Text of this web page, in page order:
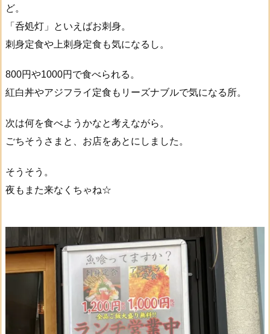
ど。
「呑処灯」といえばお刺身。
刺身定食や上刺身定食も気になるし。
800円や1000円で食べられる。
紅白丼やアジフライ定食もリーズナブルで気になる所。
次は何を食べようかなと考えながら。
ごちそうさまと、お店をあとにしました。
そうそう。
夜もまた来なくちゃね☆